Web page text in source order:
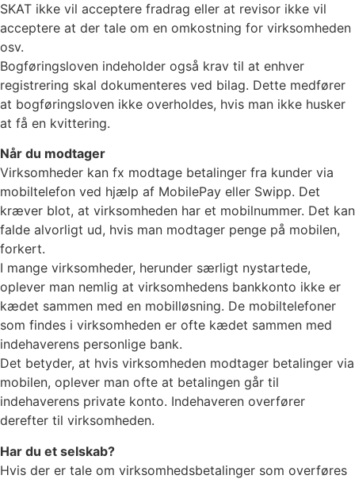
SKAT ikke vil acceptere fradrag eller at revisor ikke vil
acceptere at der tale om en omkostning for virksomheden
osv.
Bogføringsloven indeholder også krav til at enhver
registrering skal dokumenteres ved bilag. Dette medfører
at bogføringsloven ikke overholdes, hvis man ikke husker
at få en kvittering.
Når du modtager
Virksomheder kan fx modtage betalinger fra kunder via
mobiltelefon ved hjælp af MobilePay eller Swipp. Det
kræver blot, at virksomheden har et mobilnummer. Det kan
falde alvorligt ud, hvis man modtager penge på mobilen,
forkert.
I mange virksomheder, herunder særligt nystartede,
oplever man nemlig at virksomhedens bankkonto ikke er
kædet sammen med en mobilløsning. De mobiltelefoner
som findes i virksomheden er ofte kædet sammen med
indehaverens personlige bank.
Det betyder, at hvis virksomheden modtager betalinger via
mobilen, oplever man ofte at betalingen går til
indehaverens private konto. Indehaveren overfører
derefter til virksomheden.
Har du et selskab?
Hvis der er tale om virksomhedsbetalinger som overføres